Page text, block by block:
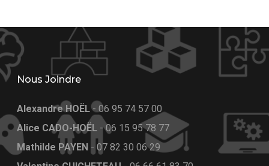
Nous Joindre
Alexandre HOËL- 06 95 74 57 00
Alice CADO-HOËL -06 15 95 78 77
Mathilde PAYEN - 07 82 30 06 29